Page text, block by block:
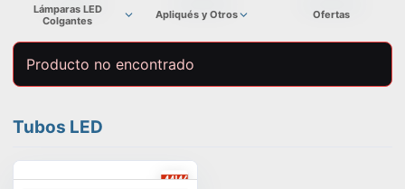
Lámparas LED
Colgantes
Apliqués y Otros Ofertas
Producto no encontrado
Tubos LED